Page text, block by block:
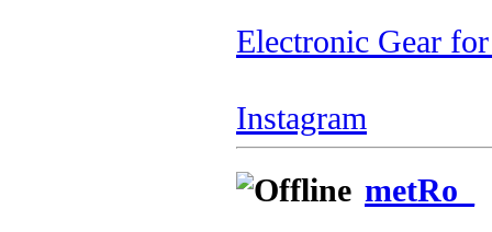
Electronic Gear
Instagram
metRo_